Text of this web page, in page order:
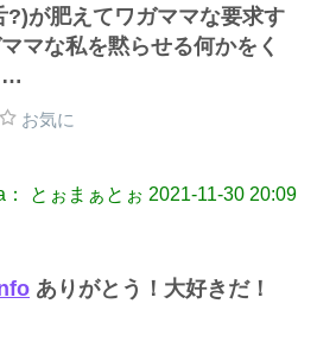
が肥えてワガママな要求す
マな私を黙らせる何かをく
…
お気に
とぉまぁとぉ 2021-11-30 20:09
ありがとう！大好きだ！